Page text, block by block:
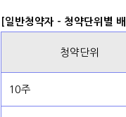
[일반청약자 - 청약단위별
청약단위
10주